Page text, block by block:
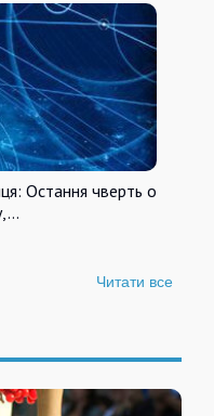
Остання чверть о
Читати все